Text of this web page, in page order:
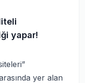
yapar!
yer alan